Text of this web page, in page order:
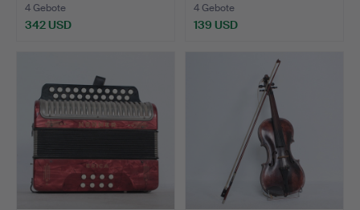
4 Gebote
342 USD
4 Gebote
139 USD